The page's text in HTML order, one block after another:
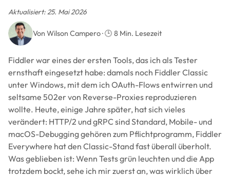
Aktualisiert: 25. Mai 2026
Von Wilson Campero · 🕒 8 Min. Lesezeit
Fiddler war eines der ersten Tools, das ich als Tester
ernsthaft eingesetzt habe: damals noch Fiddler Classic
unter Windows, mit dem ich OAuth-Flows entwirren und
seltsame 502er von Reverse-Proxies reproduzieren
wollte. Heute, einige Jahre später, hat sich vieles
verändert: HTTP/2 und gRPC sind Standard, Mobile- und
macOS-Debugging gehören zum Pflichtprogramm, Fiddler
Everywhere hat den Classic-Stand fast überall überholt.
Was geblieben ist: Wenn Tests grün leuchten und die App
trotzdem bockt, sehe ich mir zuerst an, was wirklich über